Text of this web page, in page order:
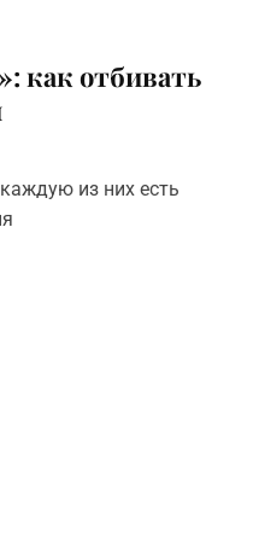
как отбивать
из них есть